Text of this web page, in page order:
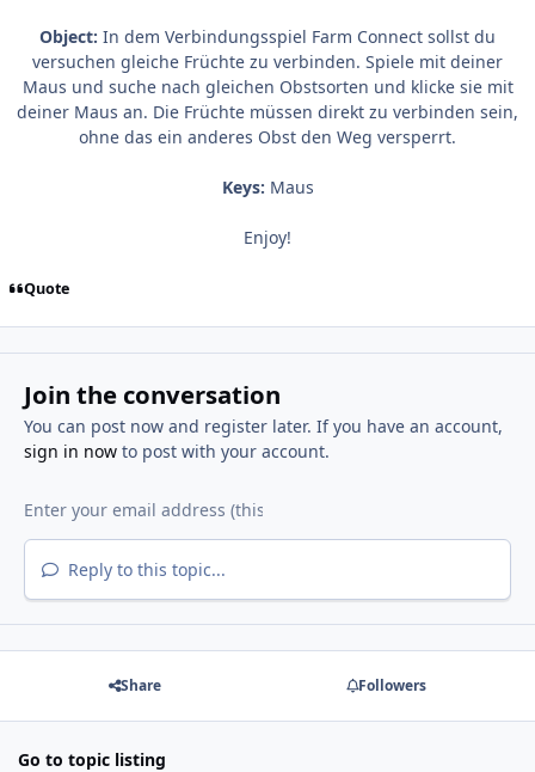
Object: In dem Verbindungsspiel Farm Connect sollst du
versuchen gleiche Früchte zu verbinden. Spiele mit deiner
Maus und suche nach gleichen Obstsorten und klicke sie mit
deiner Maus an. Die Früchte müssen direkt zu verbinden sein,
ohne das ein anderes Obst den Weg versperrt.
Keys: Maus
Enjoy!
Quote
Join the conversation
You can post now and register later. If you have an account,
sign in nowto post with your account.
Reply to this topic...
Share Followers
Go to topic listing